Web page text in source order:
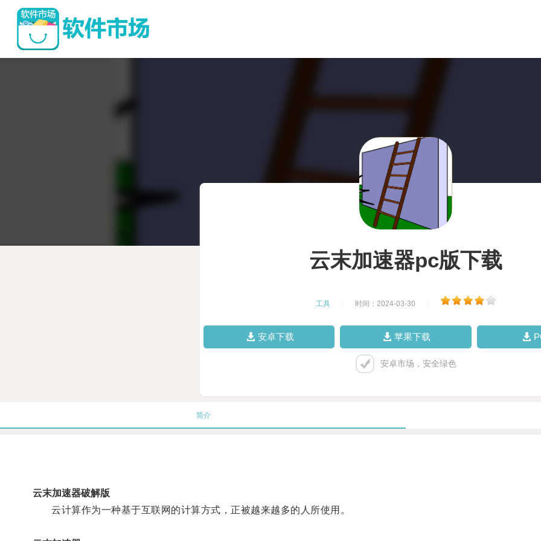
云末加速器pc版下载
工具 时间：2024-03-30
安卓下载 苹果下载
安卓市场，安全绿色
简介
云末加速器破解版
云计算作为一种基于互联网的计算方式，正被越来越多的人所使用。